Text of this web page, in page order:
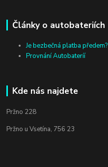
Články o autobateriích
Je bezbečná platba předem?
Provnání Autobateríí
Kde nás najdete
Pržno 228
Pržno u Vsetína, 756 23